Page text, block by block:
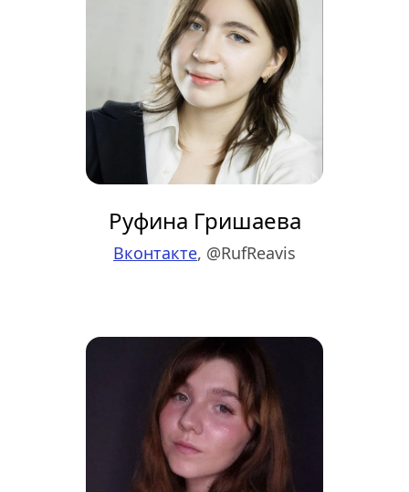
Руфина Гришаева
Вконтакте, @RufReavis